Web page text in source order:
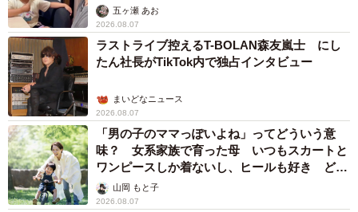
五ヶ瀬 あお
2026.08.07
ラストライブ控えるT-BOLAN森友嵐士 にし
たん社長がTikTok内で独占インタビュー
まいどなニュース
2026.08.07
「男の子のママっぽいよね」ってどういう意
味？ 女系家族で育った母 いつもスカートと
ワンピースしか着ないし、ヒールも好き どの
へんが…
山岡 もと子
2026.08.07